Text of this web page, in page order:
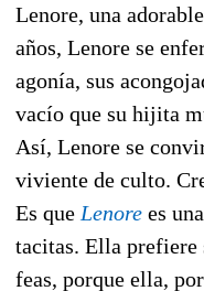
Lenore, una
años, Lenore se
agonía, sus
vacío que su hijita
Así, Lenore se
viviente de culto.
Es que Lenore es
tacitas. Ella prefiere
feas, porque ella,